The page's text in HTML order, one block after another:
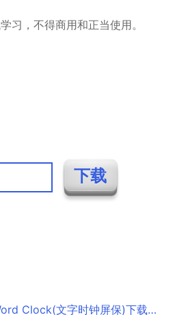
习，不得商用和正当使用。
文字时钟屏保)下载 v1.0免费版